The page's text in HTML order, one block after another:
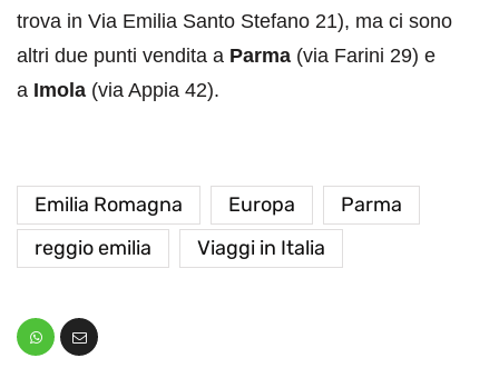
trova in Via Emilia Santo Stefano 21), ma ci sono
altri due punti vendita a Parma (via Farini 29) e
a Imola (via Appia 42).
Emilia Romagna Europa
Parma
reggio emilia
Viaggi in Italia